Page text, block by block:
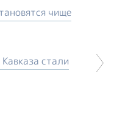
чище
стали